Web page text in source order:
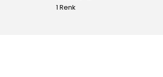
1 Renk